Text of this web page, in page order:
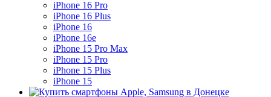
iPhone 16 Pro
iPhone 16 Plus
iPhone 16
iPhone 16e
iPhone 15 Pro Max
iPhone 15 Pro
iPhone 15 Plus
iPhone 15